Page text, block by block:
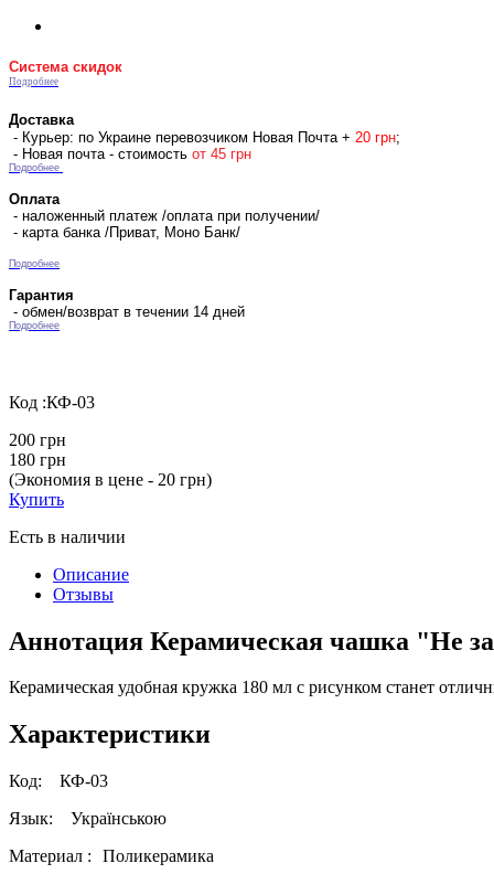
Система скидок
Подробнее
Доставка
- Курьер: по Украине перевозчиком Новая Почта + 20 грн;
- Новая почта - стоимость от 45 грн
Подробнее
Оплата
- наложенный платеж /оплата при получении/
- карта банка /Приват, Моно Банк/
Подробнее
Гарантия
- обмен/возврат в течении 14 дней
Подробнее
Код :КФ-03
200 грн
180 грн
(Экономия в цене - 20 грн)
Купить
Есть в наличии
Описание
Отзывы
Аннотация Керамическая чашка "Не
Керамическая удобная кружка 180 мл с рисунком станет
Характеристики
Код: КФ-03
Язык: Українською
Материал :
Поликерамика